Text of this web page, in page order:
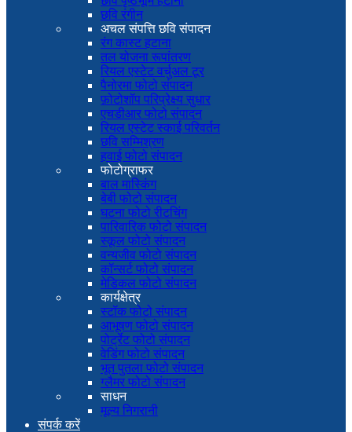
छवि रंगीन
अचल संपत्ति छवि संपादन
रंग कास्ट हटाना
तल योजना रूपांतरण
रियल एस्टेट वर्चुअल टूर
पैनोरमा फोटो संपादन
फ़ोटोशॉप परिप्रेक्ष्य सुधार
एचडीआर फोटो संपादन
रियल एस्टेट स्काई परिवर्तन
छवि सम्मिश्रण
हवाई फोटो संपादन
फोटोग्राफर
बाल मास्किंग
बेबी फोटो संपादन
घटना फोटो रीटचिंग
पारिवारिक फोटो संपादन
स्कूल फोटो संपादन
वन्यजीव फोटो संपादन
कॉन्सर्ट फोटो संपादन
मेडिकल फोटो संपादन
कार्यक्षेत्र
स्टॉक फोटो संपादन
आभूषण फोटो संपादन
पोर्ट्रेट फोटो संपादन
वेडिंग फोटो संपादन
भूत पुतला फोटो संपादन
ग्लैमर फोटो संपादन
साधन
मूल्य निगरानी
संपर्क करें